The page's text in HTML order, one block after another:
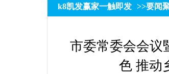
k8凯发赢家一触即发 >>要闻
市委常委会会议
色 推动